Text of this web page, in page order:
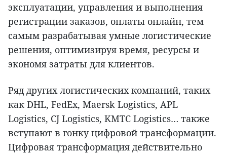
эксплуатации, управления и выполнения
регистрации заказов, оплаты онлайн, тем
самым разрабатывая умные логистические
решения, оптимизируя время, ресурсы и
экономя затраты для клиентов.
Ряд других логистических компаний, таких
как DHL, FedEx, Maersk Logistics, APL
Logistics, CJ Logistics, KMTC Logistics… также
вступают в гонку цифровой трансформации.
Цифровая трансформация действительно